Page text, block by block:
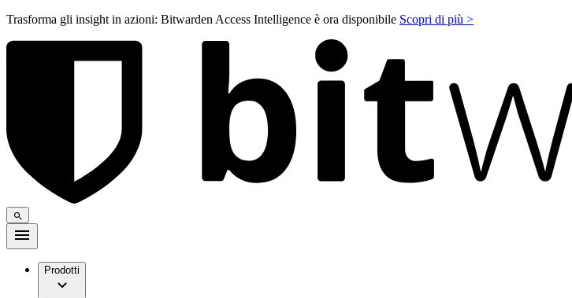
Trasforma gli insight in azioni: Bitwarden Access Intelligence è ora disponibile Scopri di più >
Prodotti